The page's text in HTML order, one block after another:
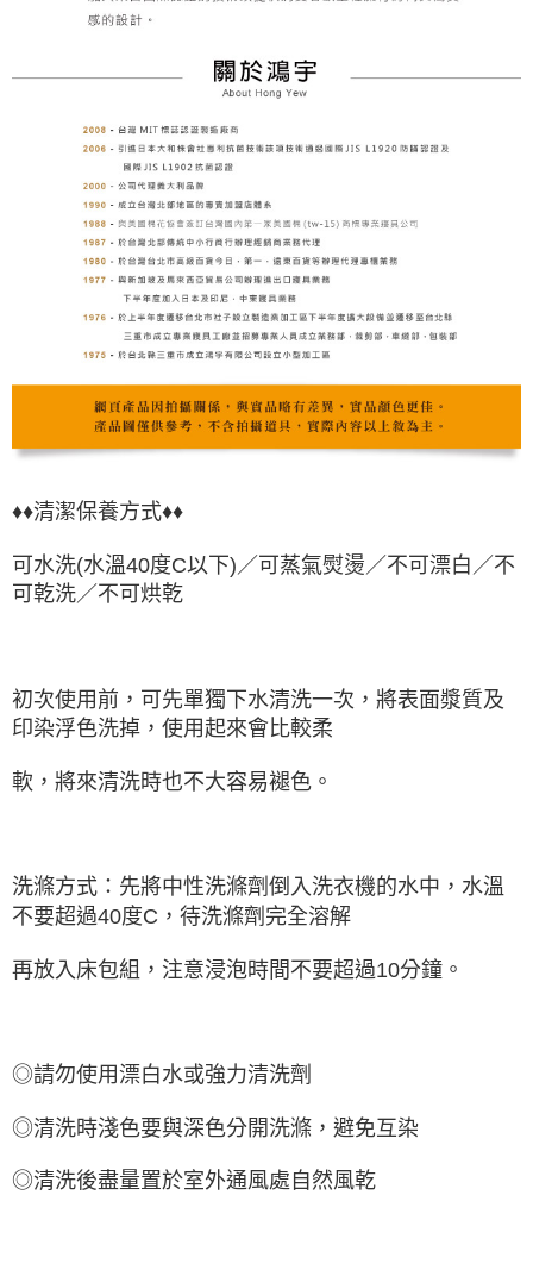
♦♦清潔保養方式♦♦
可水洗(水溫40度C以下)／可蒸氣熨燙／不可漂白／不
可乾洗／不可烘乾
初次使用前，可先單獨下水清洗一次，將表面漿質及
印染浮色洗掉，使用起來會比較柔
軟，將來清洗時也不大容易褪色。
洗滌方式：先將中性洗滌劑倒入洗衣機的水中，水溫
不要超過40度C，待洗滌劑完全溶解
再放入床包組，注意浸泡時間不要超過10分鐘。
◎請勿使用漂白水或強力清洗劑
◎清洗時淺色要與深色分開洗滌，避免互染
◎清洗後盡量置於室外通風處自然風乾